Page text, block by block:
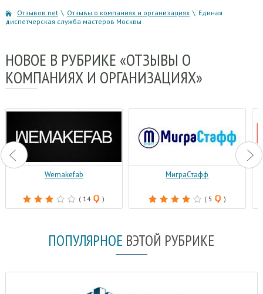
Отзывов.net \ Отзывы о компаниях и организациях \ Единая
диспетчерская служба мастеров Москвы
НОВОЕ В РУБРИКЕ «ОТЗЫВЫ О
КОМПАНИЯХ И ОРГАНИЗАЦИЯХ»
Wemakefab
( 14 )
МиграСтафф
( 5 )
ПОПУЛЯРНОЕ ВЭТОЙ РУБРИКЕ